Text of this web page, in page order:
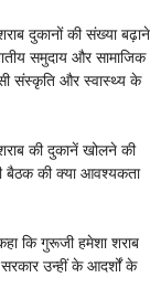
दुकानों की संख्या बढ़ाने
समुदाय और सामाजिक
संस्कृति और स्वास्थ्य के
की दुकानें खोलने की
बैठक की क्या आवश्यकता
कि गुरूजी हमेशा शराब
उन्हीं के आदर्शों के